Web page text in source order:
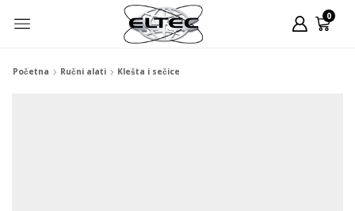
0
Početna Ručni alati Klešta i sečice